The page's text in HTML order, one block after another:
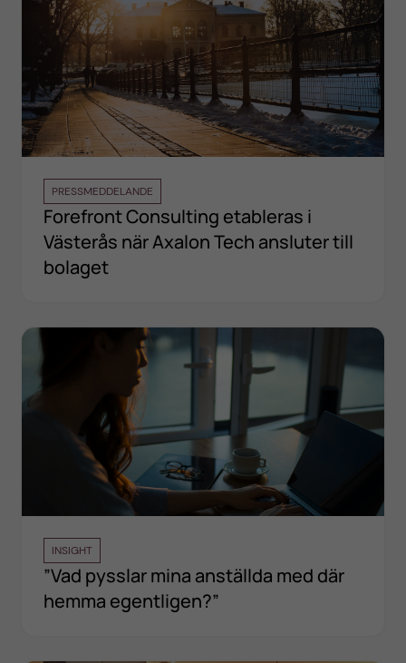
PRESSMEDDELANDE
Forefront Consulting etableras i
Västerås när Axalon Tech ansluter till
bolaget
INSIGHT
”Vad pysslar mina anställda med där
hemma egentligen?”